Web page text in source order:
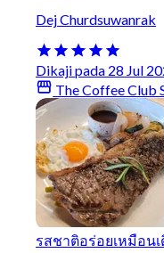
Dej Churdsuwanrak
Dikaji pada 28 Jul
The Coffee Club
รสชาติอร่อยเหมือน